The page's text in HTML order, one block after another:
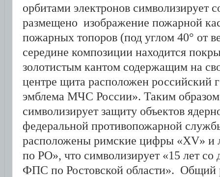
орбитами электронов символизирует
размещено изображение пожарной
пожарных топоров (под углом 40° от
середине композиции находится
золотистым кантом содержащим на
центре щита расположен российский
эмблема МЧС России». Таким
символизирует защиту объектов
федеральной противопожарной
расположены римские цифры «XV» и
по РО», что символизирует «15 лет
ФПС по Ростовской области». Общий